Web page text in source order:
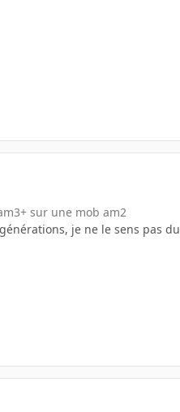
sur une mob am2
je ne le sens pas